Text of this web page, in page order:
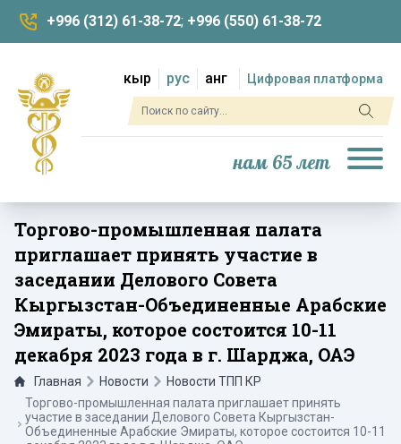
+996 (312) 61-38-72; +996 (550) 61-38-72
кыр рус анг Цифровая платформа
нам 65 лет
Торгово-промышленная палата
приглашает принять участие в
заседании Делового Совета
Кыргызстан-Объединенные Арабские
Эмираты, которое состоится 10-11
декабря 2023 года в г. Шарджа, ОАЭ
Главная Новости
Новости ТПП КР
Торгово-промышленная палата приглашает принять
участие в заседании Делового Совета Кыргызстан-
Объединенные Арабские Эмираты, которое состоится 10-11